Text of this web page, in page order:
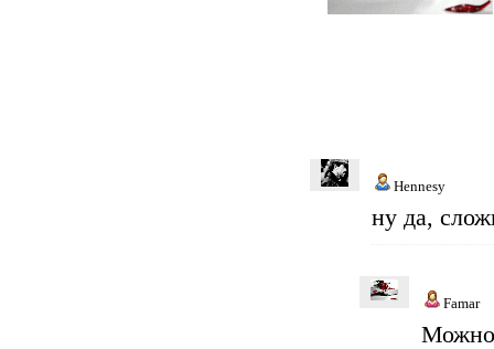
Hennesy
ну да,
Famar
Можно